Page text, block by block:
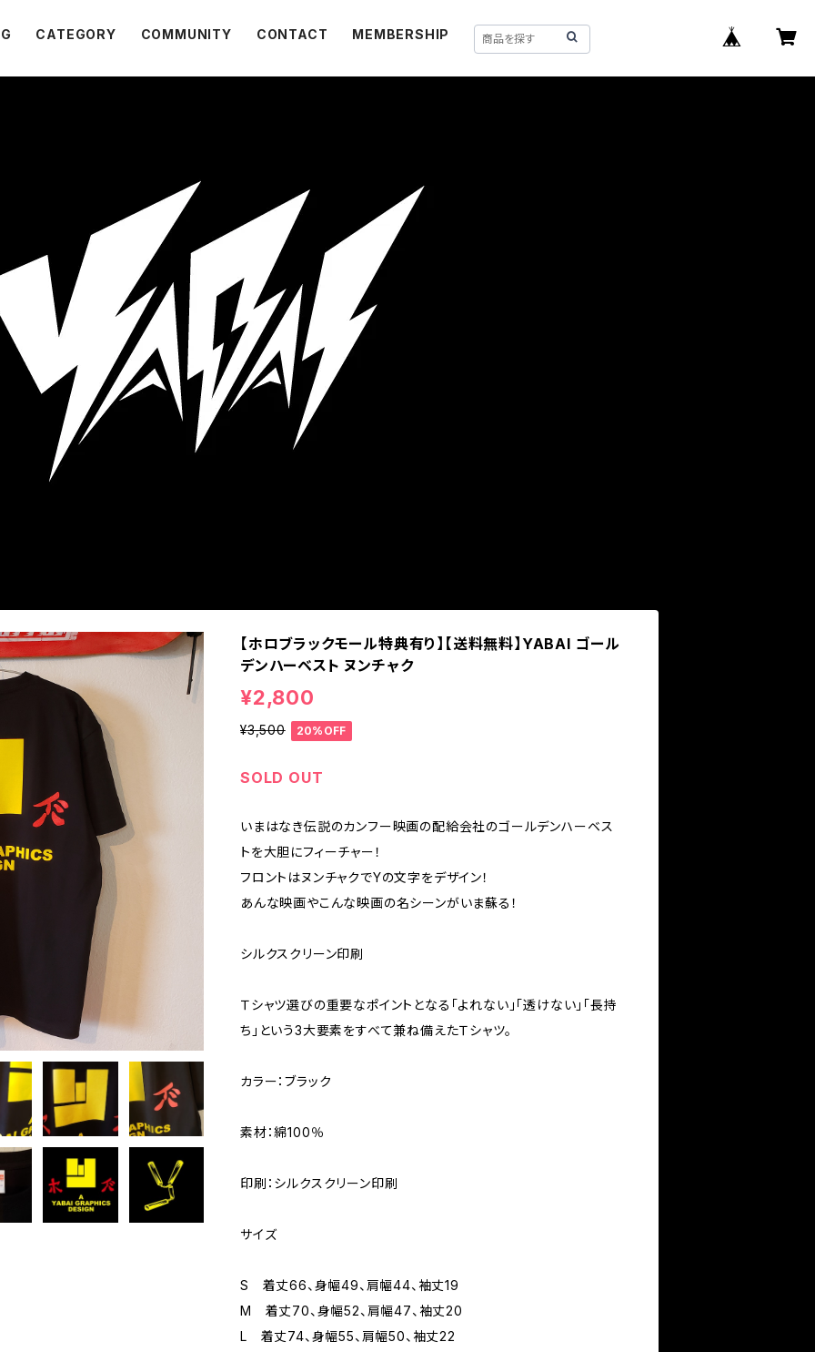
CATEGORY COMMUNITY CONTACT MEMBERSHIP
【ホロブラックモール特典有り】【送料無料】YABAI ゴール
デンハーベスト ヌンチャク
¥2,800
¥3,500 20%OFF
SOLD OUT
いまはなき伝説のカンフー映画の配給会社のゴールデンハーベス
トを大胆にフィーチャー！
フロントはヌンチャクでYの文字をデザイン！
あんな映画やこんな映画の名シーンがいま蘇る！
シルクスクリーン印刷
Ｔシャツ選びの重要なポイントとなる「よれない」「透けない」「長持
ち」という3大要素をすべて兼ね備えたＴシャツ。
カラー：ブラック
素材：綿100％
印刷：シルクスクリーン印刷
サイズ
S 着丈66、身幅49、肩幅44、袖丈19
M 着丈70、身幅52、肩幅47、袖丈20
L 着丈74、身幅55、肩幅50、袖丈22